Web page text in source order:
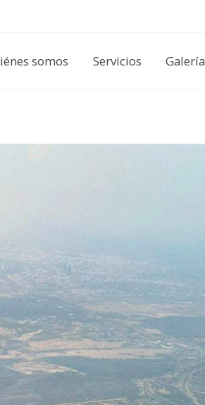
somos Servicios Galería